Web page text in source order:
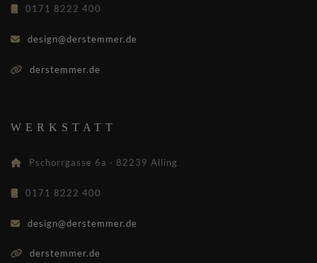
0171 8222 400
design@derstemmer.de
derstemmer.de
WERKSTATT
Pschorrgasse 6a · 82239 Alling
0171 8222 400
design@derstemmer.de
derstemmer.de